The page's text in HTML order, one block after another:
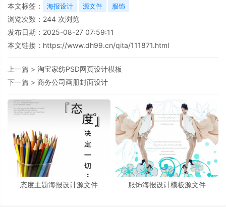
本文标签：
海报设计 源文件 服饰
浏览次数： 244 次浏览
发布日期：2025-08-27 07:59:11
本文链接： https://www.dh99.cn/qita/111871.html
上一篇 > 淘宝家纺PSD网页设计模板
下一篇 > 商务公司画册封面设计
​态度主题海报设计源文件 服饰海报设计模板源文件